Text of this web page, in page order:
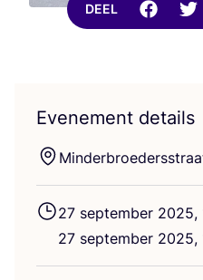
DEEL
Evenement details
27 sep­tem­ber 2025,
27 sep­tem­ber 2025,